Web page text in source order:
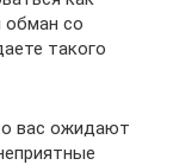
обман со
такого
вас ожидают